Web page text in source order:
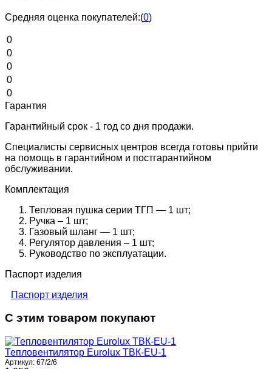
Средняя оценка покупателей:(0)
0
0
0
0
0
Гарантия
Гарантийный срок - 1 год со дня продажи.
Специалисты сервисных центров всегда готовы прийти
на помощь в гарантийном и постгарантийном
обслуживании.
Комплектация
Тепловая пушка серии ТГП — 1 шт;
Ручка – 1 шт;
Газовый шланг — 1 шт;
Регулятор давления – 1 шт;
Руководство по эксплуатации.
Паспорт изделия
Паспорт изделия
С этим товаром покупают
Тепловентилятор Eurolux ТВК-EU-1
Артикул: 67/2/6